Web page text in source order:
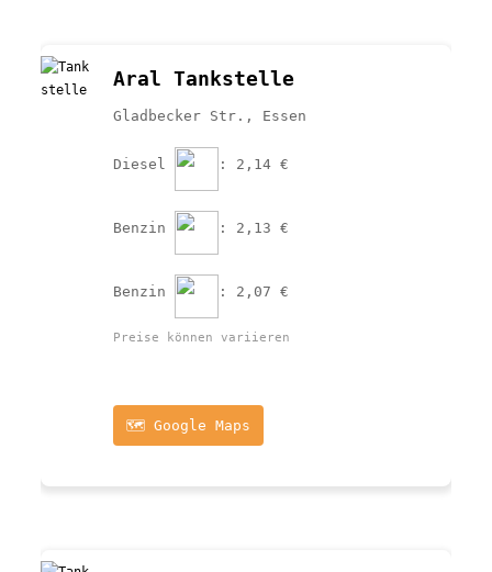
Aral Tankstelle
Gladbecker Str., Essen
Diesel : 2,14 €
Benzin : 2,13 €
Benzin : 2,07 €
Preise können variieren
🗺️ Google Maps